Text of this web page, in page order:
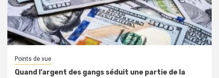
Points de vue
Quand l’argent des gangs séduit une partie de la